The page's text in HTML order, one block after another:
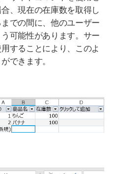
、現在の在庫数を取得し
での間に、他のユーザー
可能性があります。サー
することにより、このよ
できます。